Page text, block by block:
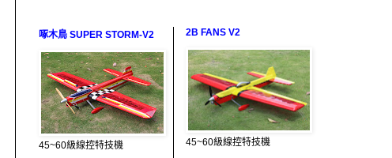
啄木鳥 SUPER STORM-V2
45~60級線控特技機
2B FANS V2
45~60級線控特技機